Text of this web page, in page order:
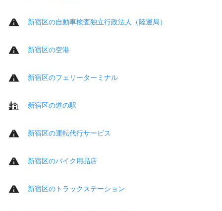
新宿区の自動車検査独立行政法人（陸運局）
新宿区の空港
新宿区のフェリーターミナル
新宿区の道の駅
新宿区の運転代行サービス
新宿区のバイク用品店
新宿区のトラックステーション